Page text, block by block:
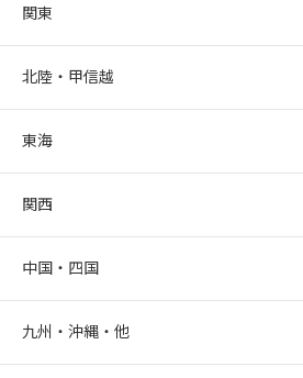
関東
北陸・甲信越
東海
関西
中国・四国
九州・沖縄・他